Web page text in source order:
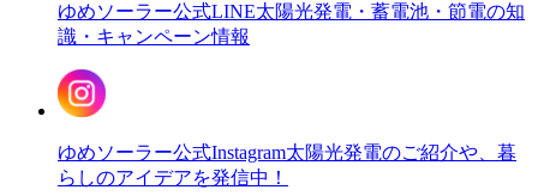
ゆめソーラー公式LINE太陽光発電・蓄電池・節電の知
識・キャンペーン情報
ゆめソーラー公式Instagram太陽光発電のご紹介や、暮
らしのアイデアを発信中！